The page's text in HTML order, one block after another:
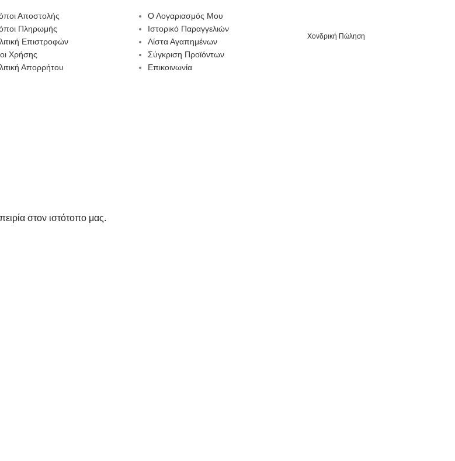
Αποστολής
Πληρωμής
Επιστροφών
Χρήσης
Απορρήτου
Ο Λογαριασμός Μου
Ιστορικό Παραγγελιών
Λίστα Αγαπημένων
Σύγκριση Προϊόντων
Επικοινωνία
Χονδρική Πώληση
στον ιστότοπο μας.